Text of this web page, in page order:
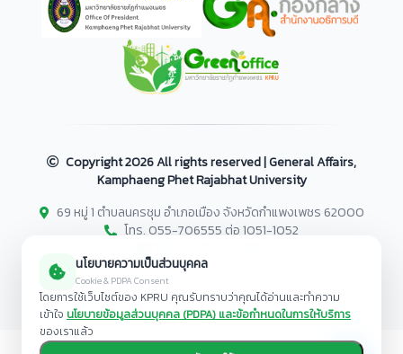
Copyright2026 All rights reserved | General Affairs,
Kamphaeng Phet Rajabhat University
69 หมู่ 1 ตำบลนครชุม อำเภอเมือง จังหวัดกำแพงเพชร 62000
โทร. 055-706555 ต่อ 1051-1052
นโยบายความเป็นส่วนบุคคล
Cookie & PDPA Consent
โดยการใช้เว็บไซต์ของ KPRU คุณรับทราบว่าคุณได้อ่านและทำความ
เข้าใจ นโยบายข้อมูลส่วนบุคคล (PDPA) และข้อกำหนดในการให้บริการ
ของเราแล้ว